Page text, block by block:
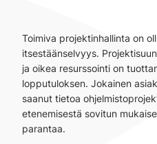
Toimiva projektinhallinta on
itsestäänselvyys.
ja oikea resurssointi on
lopputuloksen. Jokainen
saanut tietoa
etenemisestä sovitun
parantaa.